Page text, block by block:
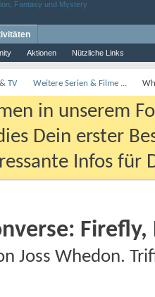
Aktionen Nützliche Links
TV Weitere Serien & Filme ...
in unserem
Dein erster
Infos für
Joss Whedon.